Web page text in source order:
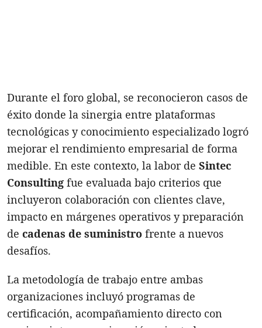
Durante el foro global, se reconocieron casos de
éxito donde la sinergia entre plataformas
tecnológicas y conocimiento especializado logró
mejorar el rendimiento empresarial de forma
medible. En este contexto, la labor de Sintec
Consulting fue evaluada bajo criterios que
incluyeron colaboración con clientes clave,
impacto en márgenes operativos y preparación
de cadenas de suministro frente a nuevos
desafíos.
La metodología de trabajo entre ambas
organizaciones incluyó programas de
certificación, acompañamiento directo con